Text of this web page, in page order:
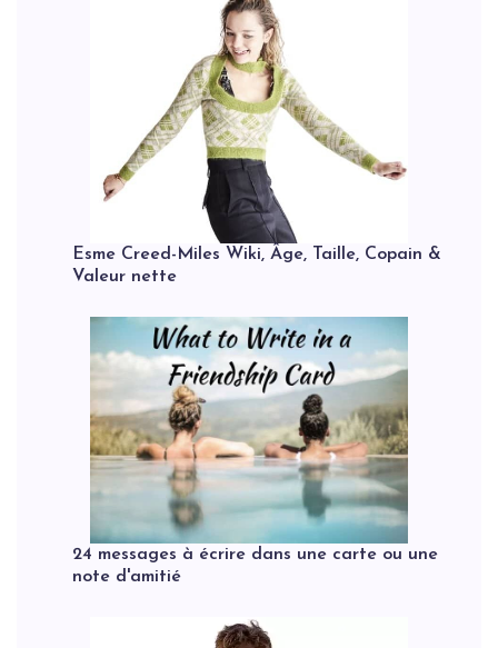
Esme Creed-Miles Wiki, Âge, Taille, Copain &
Valeur nette
24 messages à écrire dans une carte ou une
note d'amitié